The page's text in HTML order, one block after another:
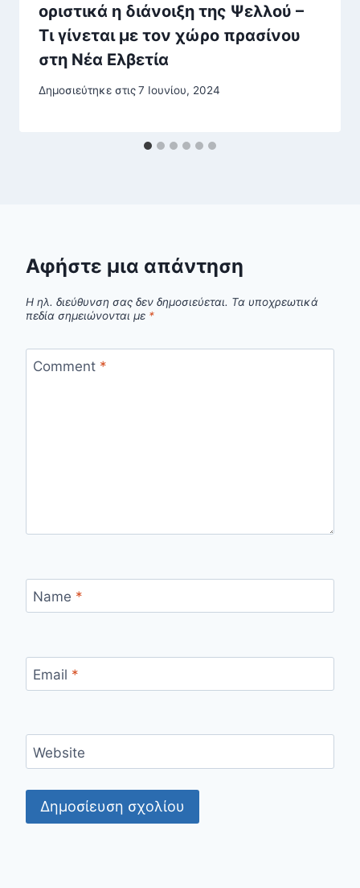
οριστικά η διάνοιξη της Ψελλού –
Τι γίνεται με τον χώρο πρασίνου
στη Νέα Ελβετία
Δημοσιεύτηκε στις7 Ιουνίου, 2024
Αφήστε μια απάντηση
Η ηλ. διεύθυνση σας δεν δημοσιεύεται. Τα υποχρεωτικά
πεδία σημειώνονται με *
Comment *
Name *
Email *
Website